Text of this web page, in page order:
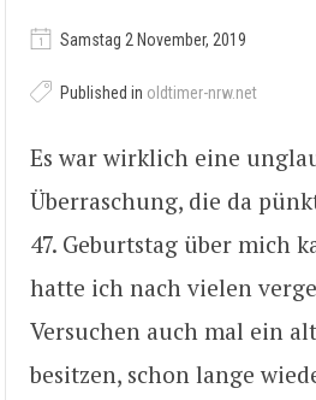
Samstag 2 November, 2019
Published in oldtimer-nrw.net
Es war wirklich eine
Überraschung, die da
47. Geburtstag über mich
hatte ich nach vielen
Versuchen auch mal ein
besitzen, schon lange